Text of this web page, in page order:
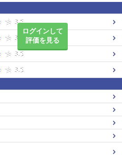
ログインして
評価を見る